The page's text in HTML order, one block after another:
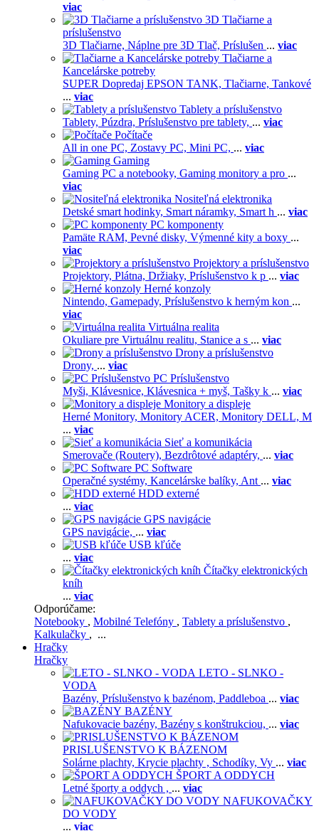
viac
3D Tlačiarne a
príslušenstvo
3D Tlačiarne, Náplne pre 3D Tlač, Príslušen ... viac
Tlačiarne a
Kancelárske potreby
SUPER Dopredaj EPSON TANK, Tlačiarne, Tankové
... viac
Tablety a príslušenstvo
Tablety, Púzdra, Príslušenstvo pre tablety, ... viac
Počítače
All in one PC, Zostavy PC, Mini PC, ... viac
Gaming
Gaming PC a notebooky, Gaming monitory a pro ...
viac
Nositeľná elektronika
Detské smart hodinky, Smart náramky, Smart h ... viac
PC komponenty
Pamäte RAM, Pevné disky, Výmenné kity a boxy ...
viac
Projektory a príslušenstvo
Projektory, Plátna, Držiaky, Príslušenstvo k p ... viac
Herné konzoly
Nintendo, Gamepady, Príslušenstvo k herným kon ...
viac
Virtuálna realita
Okuliare pre Virtuálnu realitu, Stanice a s ... viac
Drony a príslušenstvo
Drony, ... viac
PC Príslušenstvo
Myši, Klávesnice, Klávesnica + myš, Tašky k ... viac
Monitory a displeje
Herné Monitory, Monitory ACER, Monitory DELL, M
... viac
Sieť a komunikácia
Smerovače (Routery), Bezdrôtové adaptéry, ... viac
PC Software
Operačné systémy, Kancelárske balíky, Ant ... viac
HDD externé
... viac
GPS navigácie
GPS navigácie, ... viac
USB kľúče
... viac
Čítačky elektronických
kníh
... viac
Odporúčame:
Notebooky , Mobilné Telefóny , Tablety a príslušenstvo ,
Kalkulačky , ...
Hračky
Hračky
LETO - SLNKO -
VODA
Bazény, Príslušenstvo k bazénom, Paddleboa ... viac
BAZÉNY
Nafukovacie bazény, Bazény s konštrukciou, ... viac
PRISLUŠENSTVO K BÁZENOM
Solárne plachty, Krycie plachty , Schodíky, Vy ... viac
ŠPORT A ODDYCH
Letné športy a oddych , ... viac
NAFUKOVAČKY
DO VODY
... viac